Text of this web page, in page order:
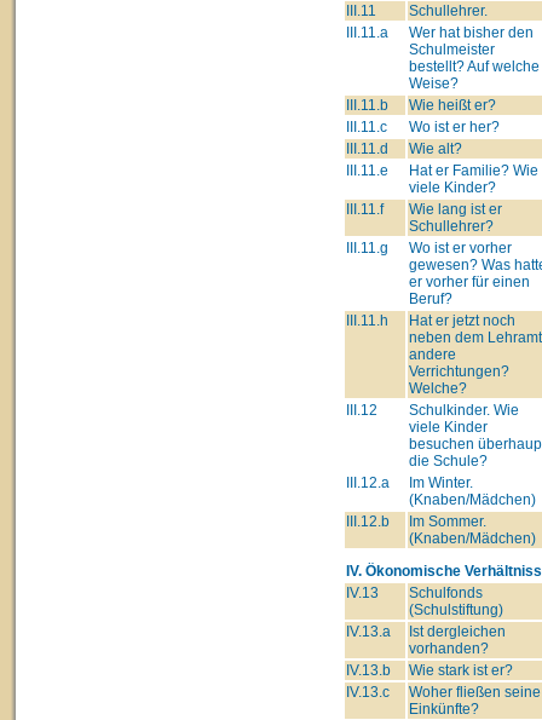
III.11
Schullehrer.
III.11.a
Wer hat bisher den
Schulmeister
bestellt? Auf welche
Weise?
III.11.b
Wie heißt er?
III.11.c
Wo ist er her?
III.11.d
Wie alt?
III.11.e
Hat er Familie? Wie
viele Kinder?
III.11.f
Wie lang ist er
Schullehrer?
III.11.g
Wo ist er vorher
gewesen? Was
er vorher für einen
Beruf?
III.11.h
Hat er jetzt noch
neben dem
andere
Verrichtungen?
Welche?
III.12
Schulkinder. Wie
viele Kinder
besuchen
die Schule?
III.12.a
Im Winter.
(Knaben/Mädchen)
III.12.b
Im Sommer.
(Knaben/Mädchen)
IV. Ökonomische
IV.13
Schulfonds
(Schulstiftung)
IV.13.a
Ist dergleichen
vorhanden?
IV.13.b
Wie stark ist er?
IV.13.c
Woher fließen seine
Einkünfte?